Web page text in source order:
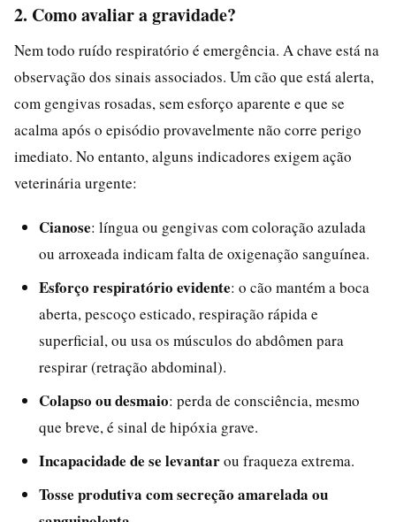
2. Como avaliar a gravidade?
Nem todo ruído respiratório é emergência. A chave está na
observação dos sinais associados. Um cão que está alerta,
com gengivas rosadas, sem esforço aparente e que se
acalma após o episódio provavelmente não corre perigo
imediato. No entanto, alguns indicadores exigem ação
veterinária urgente:
Cianose: língua ou gengivas com coloração azulada
ou arroxeada indicam falta de oxigenação sanguínea.
Esforço respiratório evidente: o cão mantém a boca
aberta, pescoço esticado, respiração rápida e
superficial, ou usa os músculos do abdômen para
respirar (retração abdominal).
Colapso ou desmaio: perda de consciência, mesmo
que breve, é sinal de hipóxia grave.
Incapacidade de se levantarou fraqueza extrema.
Tosse produtiva com secreção amarelada ou